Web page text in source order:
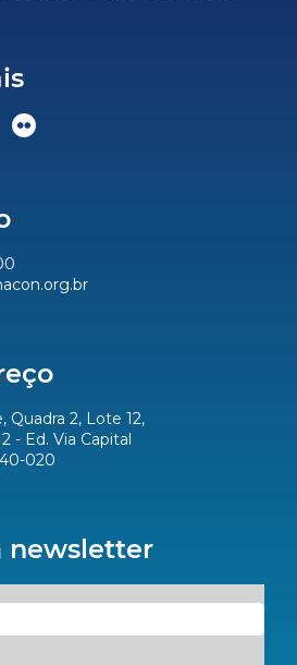
Quadra 2, Lote 12,
- Ed. Via Capital
020
newsletter